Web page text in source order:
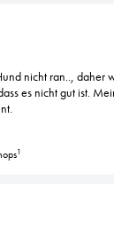
nicht ran.., daher
es nicht gut ist.
1